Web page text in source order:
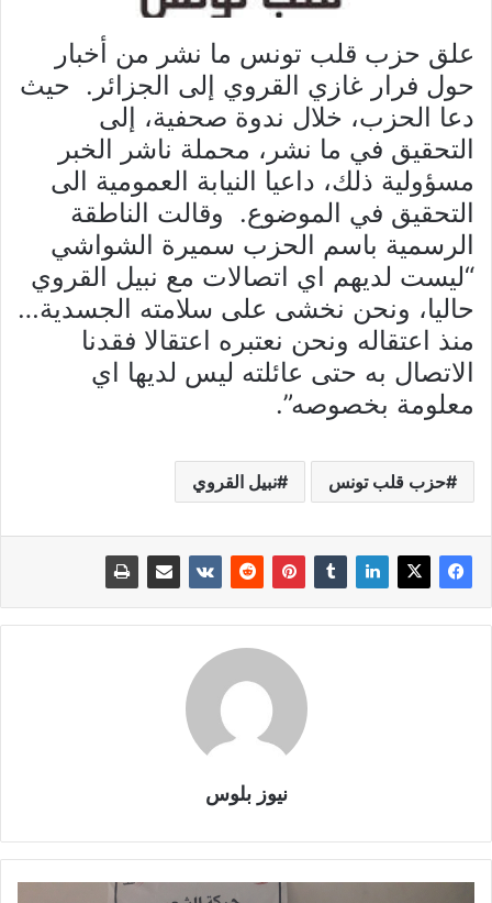
علق حزب قلب تونس ما نشر من أخبار
حول فرار غازي القروي إلى الجزائر. حيث
دعا الحزب، خلال ندوة صحفية، إلى
التحقيق في ما نشر، محملة ناشر الخبر
مسؤولية ذلك، داعيا النيابة العمومية الى
التحقيق في الموضوع. وقالت الناطقة
الرسمية باسم الحزب سميرة الشواشي
“ليست لديهم اي اتصالات مع نبيل القروي
حاليا، ونحن نخشى على سلامته الجسدية…
منذ اعتقاله ونحن نعتبره اعتقالا فقدنا
الاتصال به حتى عائلته ليس لديها اي
معلومة بخصوصه”.
حزب قلب تونس نبيل القروي
نيوز بلوس